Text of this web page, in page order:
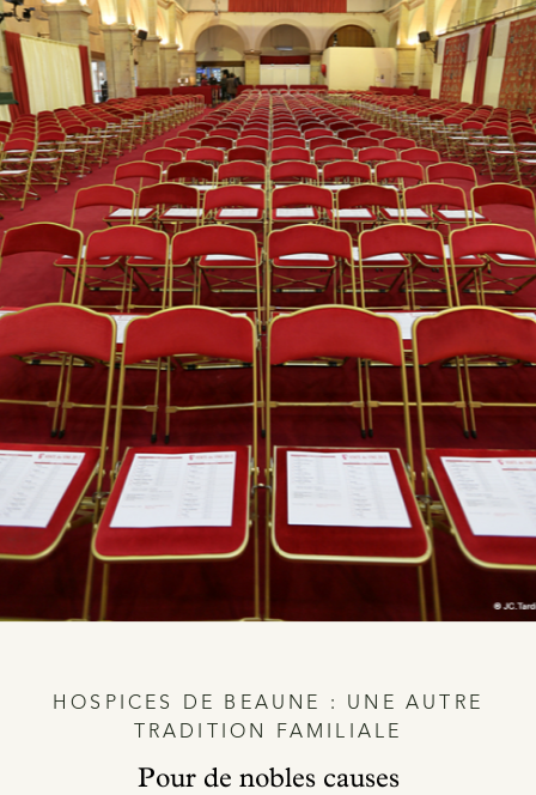
HOSPICES DE BEAUNE : UNE AUTRE
TRADITION FAMILIALE
Pour de nobles causes